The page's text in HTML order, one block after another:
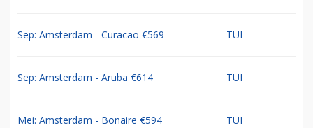
Sep: Amsterdam - Curacao €569 TUI
Sep: Amsterdam - Aruba €614 TUI
Mei: Amsterdam - Bonaire €594 TUI